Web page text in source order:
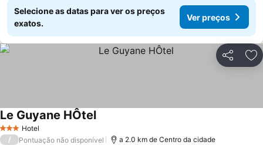
Selecione as datas para ver os preços
exatos.
Ver preços
Partilhar
3 EstrelasHotel
Le Guyane HÔtel
/ Pontuação não disponível a 2.0 km de Centro da cidade